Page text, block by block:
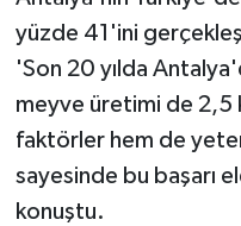
yüzde 41'ini
'Son 20 yılda
meyve üretimi de 2,5
faktörler hem de
sayesinde bu başarı
konuştu.